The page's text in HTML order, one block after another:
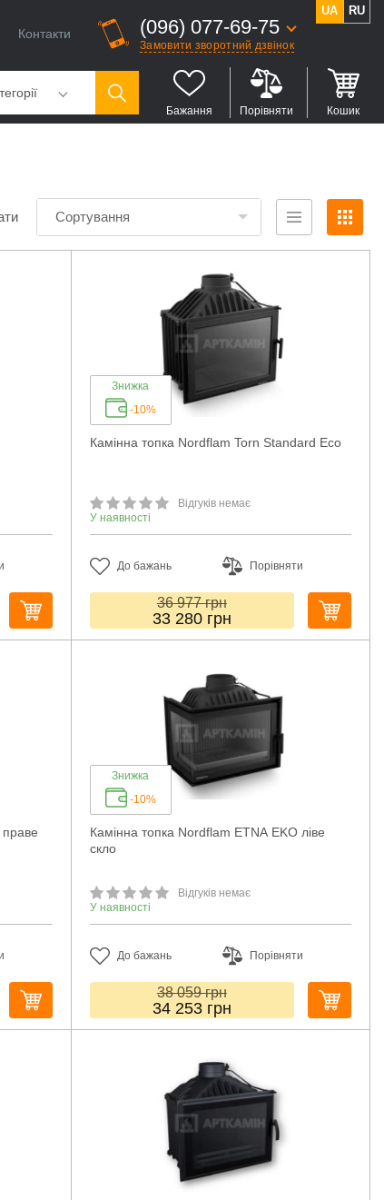
Контакти (096) 077-69-75
Замовити зворотний дзвінок
UA RU
Бажання Порівняти Кошик
Сортування
Знижка
-10%
Камінна топка Nordflam Torn Standard Eco
Відгуків немає
У наявності
До бажань Порівняти
36 977грн
33 280 грн
Знижка
-10%
Камінна топка Nordflam ETNA EKO ліве
скло
Відгуків немає
У наявності
До бажань Порівняти
38 059грн
34 253 грн